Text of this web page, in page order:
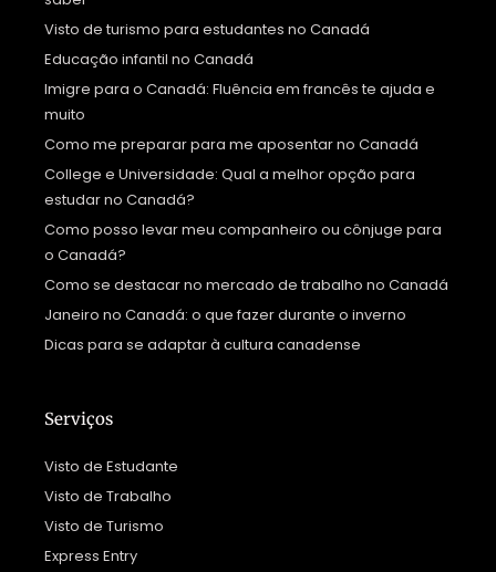
Visto de turismo para estudantes no Canadá
Educação infantil no Canadá
Imigre para o Canadá: Fluência em francês te ajuda e
muito
Como me preparar para me aposentar no Canadá
College e Universidade: Qual a melhor opção para
estudar no Canadá?
Como posso levar meu companheiro ou cônjuge para
o Canadá?
Como se destacar no mercado de trabalho no Canadá
Janeiro no Canadá: o que fazer durante o inverno
Dicas para se adaptar à cultura canadense
Serviços
Visto de Estudante
Visto de Trabalho
Visto de Turismo
Express Entry